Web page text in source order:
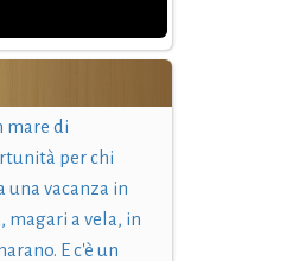
mare di
per chi
una vacanza in
magari a vela, in
E c'è un